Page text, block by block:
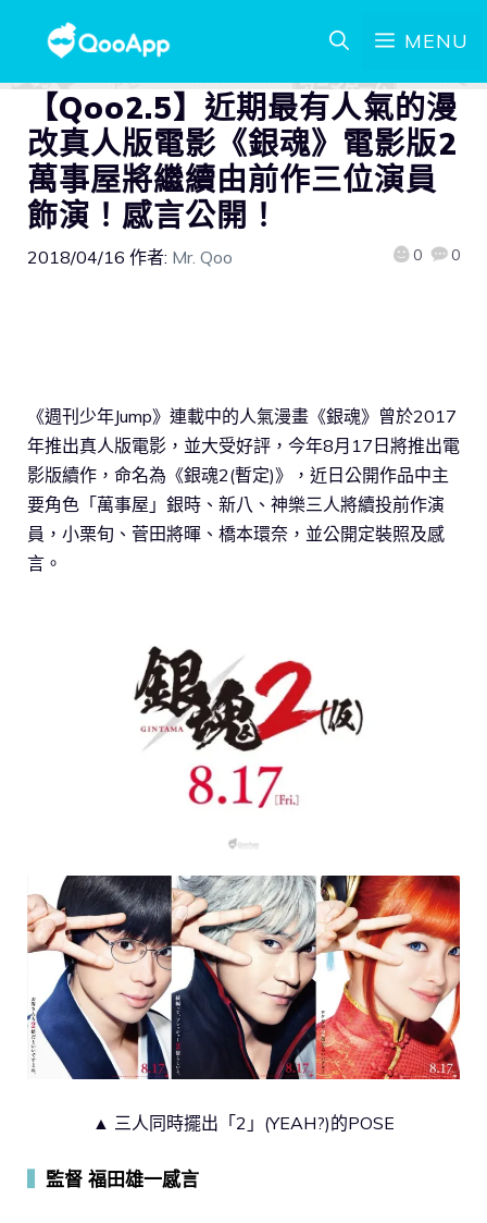
MENU
【Qoo2.5】近期最有人氣的漫
改真人版電影《銀魂》電影版2
萬事屋將繼續由前作三位演員
飾演！感言公開！
2018/04/16 作者: Mr. Qoo 0 0
《週刊少年Jump》連載中的人氣漫畫《銀魂》曾於2017
年推出真人版電影，並大受好評，今年8月17日將推出電
影版續作，命名為《銀魂2(暫定)》，近日公開作品中主
要角色「萬事屋」銀時、新八、神樂三人將續投前作演
員，小栗旬、菅田將暉、橋本環奈，並公開定裝照及感
言。
▲ 三人同時擺出「2」(YEAH?)的POSE
監督 福田雄一感言